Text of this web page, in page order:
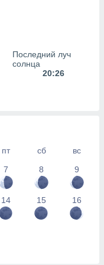
Последний луч
солнца
20:26
пт сб
вс
7
8 9
14 15 16